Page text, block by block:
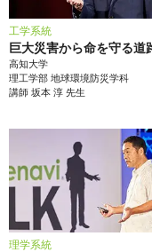
工学系統
巨大災害から命を守る道
高知大学
理工学部 地球環境防災学科
講師 坂本 淳先生
理学系統